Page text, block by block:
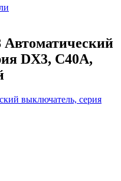
Автоматический
DX3, С40A,